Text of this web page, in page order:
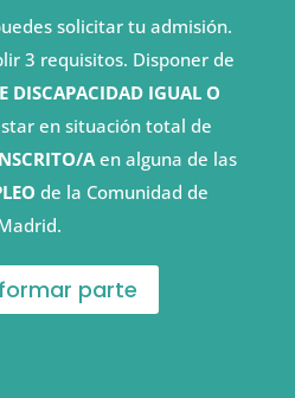
solicitar tu admisión.
3 requisitos. Disponer de
DISCAPACIDAD IGUAL O
en situación total de
Aen alguna de las
de la Comunidad de
parte